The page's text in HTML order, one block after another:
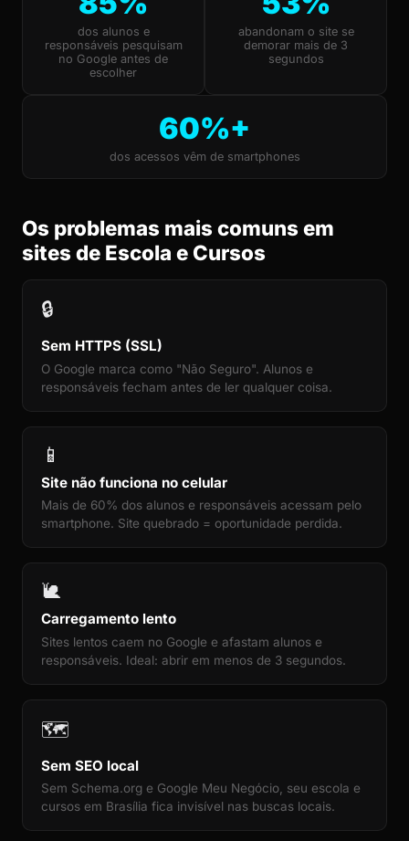
dos alunos e
responsáveis pesquisam
no Google antes de
escolher
abandonam o site se
demorar mais de 3
segundos
60%+
dos acessos vêm de smartphones
Os problemas mais comuns em
sites de Escola e Cursos
🔒
Sem HTTPS (SSL)
O Google marca como "Não Seguro". Alunos e
responsáveis fecham antes de ler qualquer coisa.
📱
Site não funciona no celular
Mais de 60% dos alunos e responsáveis acessam pelo
smartphone. Site quebrado = oportunidade perdida.
🐌
Carregamento lento
Sites lentos caem no Google e afastam alunos e
responsáveis. Ideal: abrir em menos de 3 segundos.
🗺️
Sem SEO local
Sem Schema.org e Google Meu Negócio, seu escola e
cursos em Brasília fica invisível nas buscas locais.